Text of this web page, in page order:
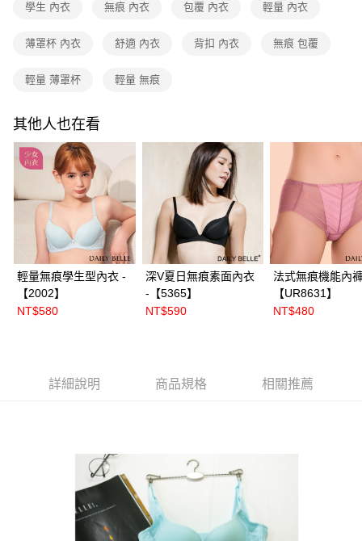
學生 內衣 無痕 內衣 包覆 內衣 輕量 內衣
薄罩杯 內衣 舒適 內衣 背扣 內衣 無痕 包覆
輕量 薄罩杯 輕量 無痕
其他人也在看
輕量無痕學生型內衣 -
【2002】
NT$580
深V夏日無痕素面內衣
-【5365】
NT$590
法式無痕機能內
【UR8631】
NT$480
詳細說明 商品規格 相關推薦